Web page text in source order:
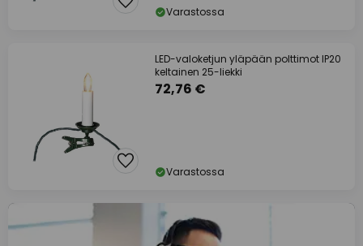
Varastossa
LED-valoketjun yläpään polttimot IP20
keltainen 25-liekki
72,76 €
Varastossa